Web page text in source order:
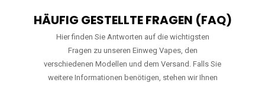
HÄUFIG GESTELLTE FRAGEN (FAQ)
Hier finden Sie Antworten auf die wichtigsten
Fragen zu unseren Einweg Vapes, den
verschiedenen Modellen und dem Versand. Falls Sie
weitere Informationen benötigen, stehen wir Ihnen